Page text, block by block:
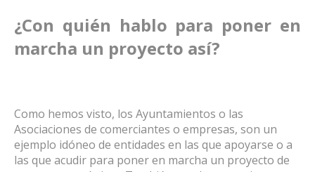
¿Con quién hablo para poner en
marcha un proyecto así?
Como hemos visto, los Ayuntamientos o las
Asociaciones de comerciantes o empresas, son un
ejemplo idóneo de entidades en las que apoyarse o a
las que acudir para poner en marcha un proyecto de